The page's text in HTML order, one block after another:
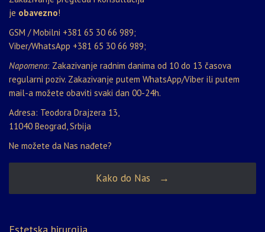
je obavezno!
GSM / Mobilni +381 65 30 66 989;
Viber/WhatsApp +381 65 30 66 989;
Napomena: Zakazivanje radnim danima od 10 do 13 časova
regularni poziv. Zakazivanje putem WhatsApp/Viber ili putem
mail-a možete obaviti svaki dan 00-24h.
Adresa: Teodora Drajzera 13,
11040 Beograd, Srbija
Ne možete da Nas nađete?
Kako do Nas →
Estetska hirurgija